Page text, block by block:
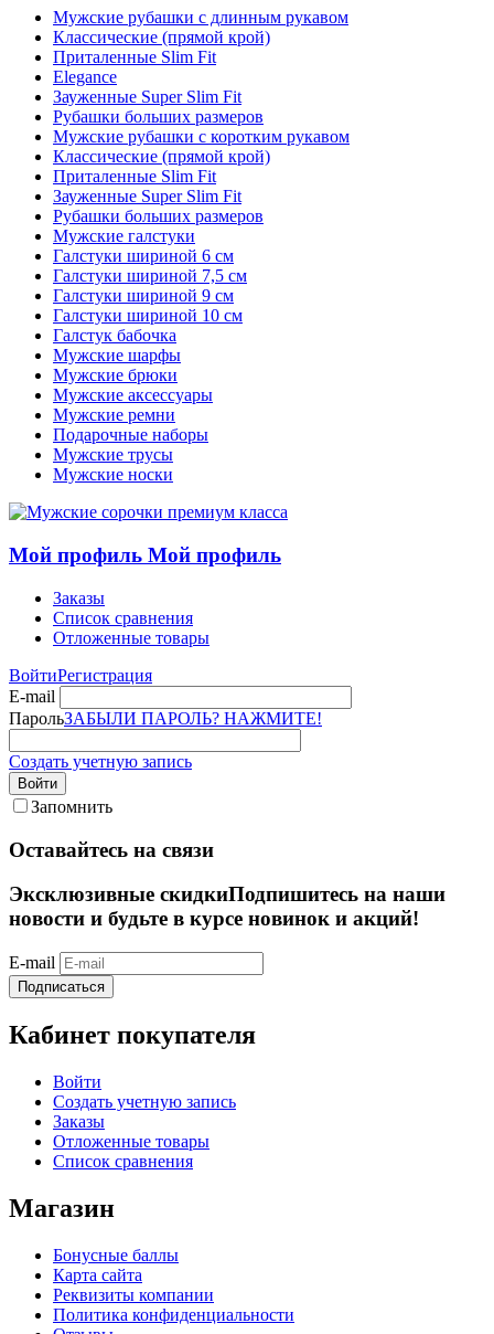
Мужские рубашки с длинным рукавом
Классические (прямой крой)
Приталенные Slim Fit
Elegance
Зауженные Super Slim Fit
Рубашки больших размеров
Мужские рубашки с коротким рукавом
Классические (прямой крой)
Приталенные Slim Fit
Зауженные Super Slim Fit
Рубашки больших размеров
Мужские галстуки
Галстуки шириной 6 см
Галстуки шириной 7,5 см
Галстуки шириной 9 см
Галстуки шириной 10 см
Галстук бабочка
Мужские шарфы
Мужские брюки
Мужские аксессуары
Мужские ремни
Подарочные наборы
Мужские трусы
Мужские носки
Мой профиль Мой профиль
Заказы
Список сравнения
Отложенные товары
ВойтиРегистрация
E-mail
ПарольЗАБЫЛИ ПАРОЛЬ? НАЖМИТЕ!
Создать учетную запись
Войти
Запомнить
Оставайтесь на связи
Эксклюзивные скидкиПодпишитесь на наши
новости и будьте в курсе новинок и акций!
E-mail
Подписаться
Кабинет покупателя
Войти
Создать учетную запись
Заказы
Отложенные товары
Список сравнения
Магазин
Бонусные баллы
Карта сайта
Реквизиты компании
Политика конфиденциальности